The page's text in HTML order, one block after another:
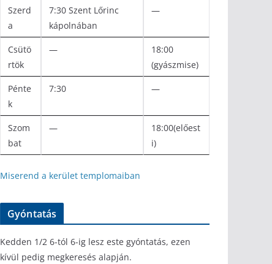
Szerd
a
7:30 Szent Lőrinc
kápolnában
—
Csütö
rtök
—
18:00
(gyászmise)
Pénte
k
7:30 —
Szom
bat
—
18:00(előest
i)
Miserend a kerület templomaiban
Gyóntatás
Kedden 1/2 6-tól 6-ig lesz este gyóntatás, ezen
kívül pedig megkeresés alapján.